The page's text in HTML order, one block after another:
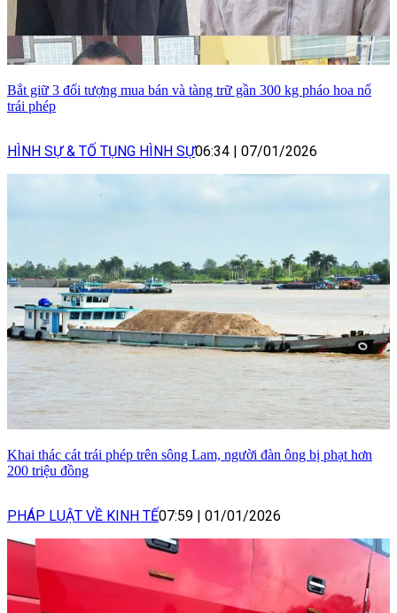
Bắt giữ 3 đối tượng mua bán và tàng trữ gần 300 kg pháo hoa nổ
trái phép
HÌNH SỰ & TỐ TỤNG HÌNH SỰ06:34 | 07/01/2026
Khai thác cát trái phép trên sông Lam, người đàn ông bị phạt hơn
200 triệu đồng
PHÁP LUẬT VỀ KINH TẾ07:59 | 01/01/2026